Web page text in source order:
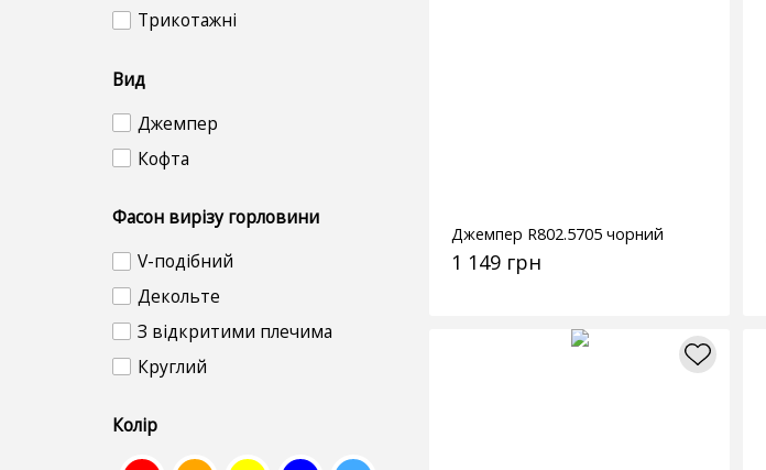
Трикотажні
Вид
Джемпер
Кофта
Фасон вирізу горловини
V-подібний
Декольте
З відкритими плечима
Круглий
Колір
Джемпер R802.5705 чорний
1 149 грн